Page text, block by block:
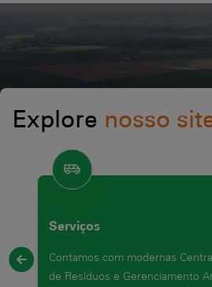
Explore nosso
Serviços
Contamos com modernas
de Resíduos e Gerenciamento